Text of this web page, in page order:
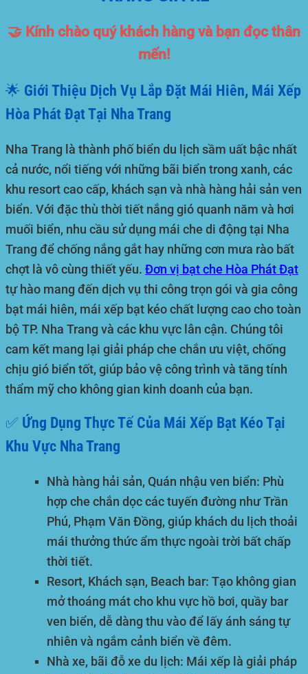
🤝 Kính chào quý khách hàng và bạn đọc thân
mến!
🌟 Giới Thiệu Dịch Vụ Lắp Đặt Mái Hiên, Mái Xếp
Hòa Phát Đạt Tại Nha Trang
Nha Trang là thành phố biển du lịch sầm uất bậc nhất
cả nước, nổi tiếng với những bãi biển trong xanh, các
khu resort cao cấp, khách sạn và nhà hàng hải sản ven
biển. Với đặc thù thời tiết nắng gió quanh năm và hơi
muối biển, nhu cầu sử dụng mái che di động tại Nha
Trang để chống nắng gắt hay những cơn mưa rào bất
chợt là vô cùng thiết yếu. Đơn vị bạt che Hòa Phát Đạt
tự hào mang đến dịch vụ thi công trọn gói và gia công
bạt mái hiên, mái xếp bạt kéo chất lượng cao cho toàn
bộ TP. Nha Trang và các khu vực lân cận. Chúng tôi
cam kết mang lại giải pháp che chắn ưu việt, chống
chịu gió biển tốt, giúp bảo vệ công trình và tăng tính
thẩm mỹ cho không gian kinh doanh của bạn.
✅ Ứng Dụng Thực Tế Của Mái Xếp Bạt Kéo Tại
Khu Vực Nha Trang
Nhà hàng hải sản, Quán nhậu ven biển: Phù
hợp che chắn dọc các tuyến đường như Trần
Phú, Phạm Văn Đồng, giúp khách du lịch thoải
mái thưởng thức ẩm thực ngoài trời bất chấp
thời tiết.
Resort, Khách sạn, Beach bar: Tạo không gian
mở thoáng mát cho khu vực hồ bơi, quầy bar
ven biển, dễ dàng thu vào để lấy ánh sáng tự
nhiên và ngắm cảnh biển về đêm.
Nhà xe, bãi đỗ xe du lịch: Mái xếp là giải pháp